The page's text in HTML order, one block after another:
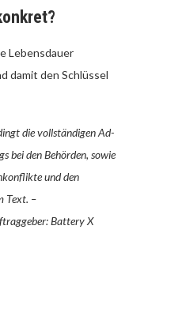
Lebensdauer
damit den Schlüssel
die vollständigen Ad-
bei den Behörden, sowie
und den
Text. –
Battery X